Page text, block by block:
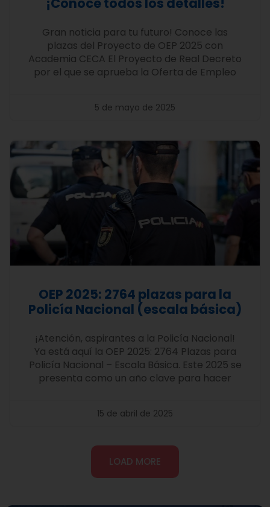
Gran noticia para tu futuro! Conoce las
plazas del Proyecto de OEP 2025 con
Academia CECA El Proyecto de Real Decreto
por el que se aprueba la Oferta de Empleo
5 de mayo de 2025
OEP 2025: 2764 plazas para la
Policía Nacional (escala básica)
¡Atención, aspirantes a la Policía Nacional!
Ya está aquí la OEP 2025: 2764 Plazas para
Policía Nacional – Escala Básica. Este 2025 se
presenta como un año clave para hacer
15 de abril de 2025
LOAD MORE